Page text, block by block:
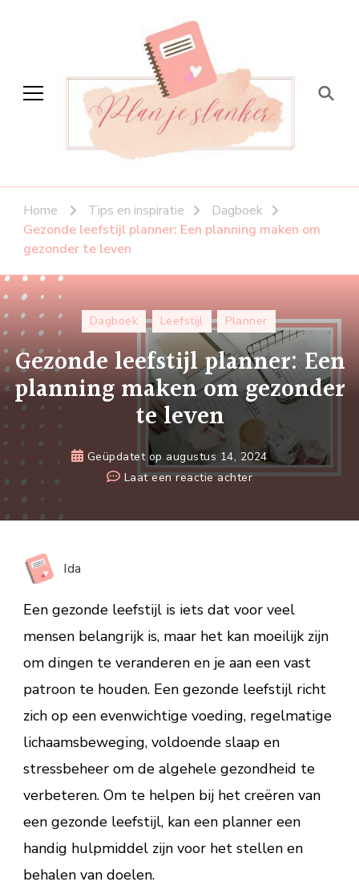
Plan je slanker
Home Tips en inspiratie
Dagboek
Gezonde leefstijl planner: Een planning maken om
gezonder te leven
Dagboek Leefstijl Planner
Gezonde leefstijl planner: Een
planning maken om gezonder
te leven
Geüpdatet op augustus 14, 2024
Laat een reactie achterop
leefstijl
gezonder
te
leven
Ida
Een gezonde leefstijl is iets dat voor veel
mensen belangrijk is, maar het kan moeilijk zijn
om dingen te veranderen en je aan een vast
patroon te houden. Een gezonde leefstijl richt
zich op een evenwichtige voeding, regelmatige
lichaamsbeweging, voldoende slaap en
stressbeheer om de algehele gezondheid te
verbeteren. Om te helpen bij het creëren van
een gezonde leefstijl, kan een planner een
handig hulpmiddel zijn voor het stellen en
behalen van doelen.